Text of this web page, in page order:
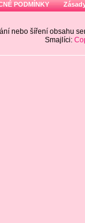
PODMÍNKY
nebo šíření obsahu
Smajlíci: